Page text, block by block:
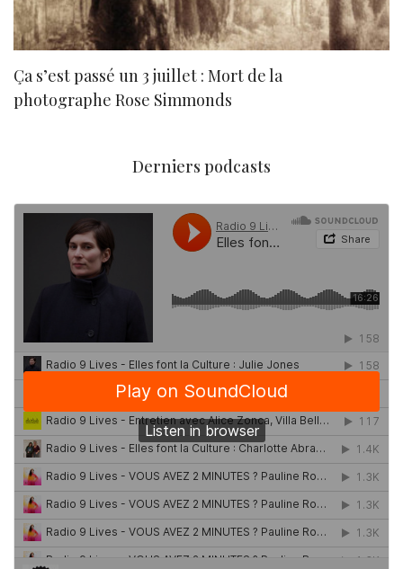
Ça s’est passé un 3 juillet : Mort de la
photographe Rose Simmonds
Derniers podcasts